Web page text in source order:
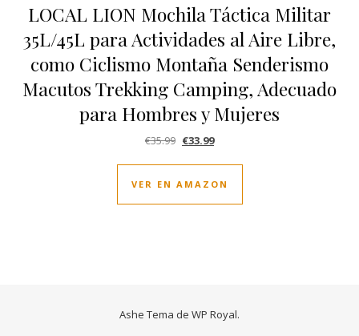
LOCAL LION Mochila Táctica Militar
35L/45L para Actividades al Aire Libre,
como Ciclismo Montaña Senderismo
Macutos Trekking Camping, Adecuado
para Hombres y Mujeres
€35.99 El precio original era: €35.99.
€33.99El precio actual es: €33.99.
VER EN AMAZON
Ashe Tema de WP Royal.